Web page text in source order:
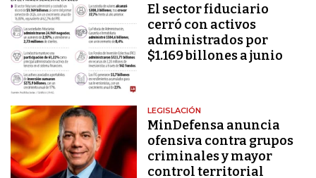
El sector fiduciario
cerró con activos
administrados por
$1.169 billones a junio
LEGISLACIÓN
MinDefensa anuncia
ofensiva contra grupos
criminales y mayor
control territorial